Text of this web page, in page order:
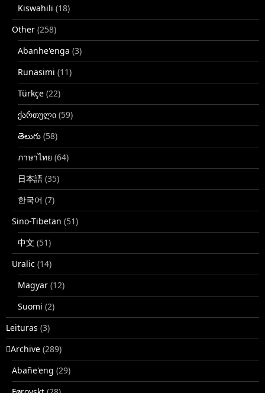
Kiswahili (18)
Other (258)
Abanhe'enga (3)
Runasimi (11)
Türkçe (22)
ქართული (59)
తెలుగు (58)
ภาษาไทย (64)
日本語 (35)
한국어 (7)
Sino-Tibetan (51)
中文 (51)
Uralic (14)
Magyar (12)
Suomi (2)
Leituras (3)
􏿽Archive (289)
Abañe'eng (29)